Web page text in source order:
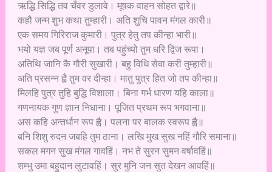
ऋद्धि सिद्धि तव चँवर डुलावे। मूषक वाहन सोहत द्वारे॥
कहौ जन्म शुभ कथा तुम्हारी। अति शुचि पावन मंगल कारी॥
एक समय गिरिराज कुमारी। पुत्र हेतु तप कीन्हा भारी॥
भयो यज्ञ जब पूर्ण अनूपा। तब पहुंच्यो तुम धरि द्विज रूपा।
अतिथि जानि कै गौरी सुखारी। बहु विधि सेवा करी तुम्हारी॥
अति प्रसन्न ह्वै तुम वर दीन्हा। मातु पुत्र हित जो तप कीन्हा॥
मिलहि पुत्र तुहि बुद्धि विशाला। बिना गर्भ धारण यहि काला॥
गणनायक गुण ज्ञान निधाना। पूजित प्रथम रूप भगवाना॥
अस कहि अन्तर्धान रूप ह्वै। पलना पर बालक स्वरूप ह्वै॥
बनि शिशु रुदन जबहि तुम ठाना। लखि मुख सुख नहिं गौरि समाना॥
सकल मगन सुख मंगल गावहिं। नभ ते सुरन सुमन वर्षावहिं॥
शम्भु उमा बहुदान लुटावहिं। सुर मुनि जन सुत देखन आवहिं॥